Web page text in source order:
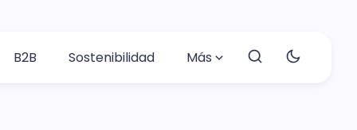
B2B Sostenibilidad Más